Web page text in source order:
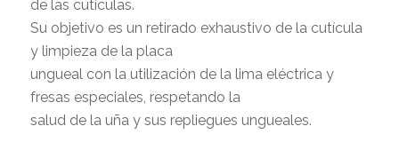
de las cutículas.
Su objetivo es un retirado exhaustivo de la cutícula
y limpieza de la placa
ungueal con la utilización de la lima eléctrica y
fresas especiales, respetando la
salud de la uña y sus repliegues ungueales.